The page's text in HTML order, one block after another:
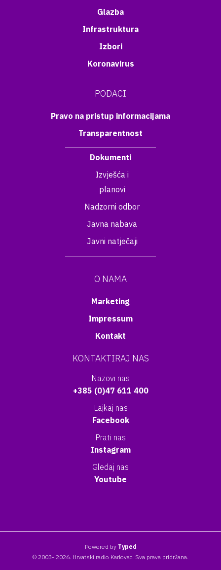
Glazba
Infrastruktura
Izbori
Koronavirus
PODACI
Pravo na pristup informacijama
Transparentnost
Dokumenti
Izvješća i
planovi
Nadzorni odbor
Javna nabava
Javni natječaji
O NAMA
Marketing
Impressum
Kontakt
KONTAKTIRAJ NAS
Nazovi nas
+385 (0)47 611 400
Lajkaj nas
Facebook
Prati nas
Instagram
Gledaj nas
Youtube
Powered by Typed
© 2003- 2026. Hrvatski radio Karlovac. Sva prava pridržana.